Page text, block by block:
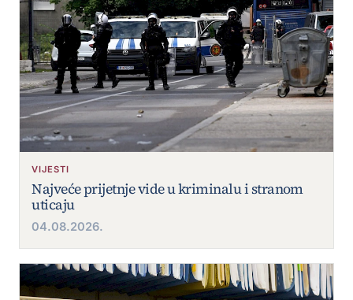
VIJESTI
Najveće prijetnje vide u kriminalu i stranom
uticaju
04.08.2026.